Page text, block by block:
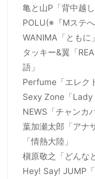
亀と山P「背中越し
POLU(※『Mステ
WANIMA「ともに」
タッキー&翼「
語」
Perfume「エレク
Sexy Zone「Lady
NEWS「チャンカ
葉加瀬太郎「アナ
「情熱大陸」
槇原敬之「どんな
Hey! Say! JUMP「